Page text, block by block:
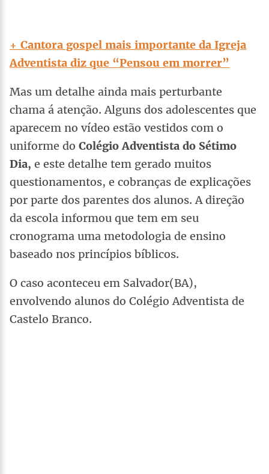
+ Cantora gospel mais importante da Igreja
Adventista diz que “Pensou em morrer”
Mas um detalhe ainda mais perturbante
chama á atenção. Alguns dos adolescentes que
aparecem no vídeo estão vestidos com o
uniforme do Colégio Adventista do Sétimo
Dia, e este detalhe tem gerado muitos
questionamentos, e cobranças de explicações
por parte dos parentes dos alunos. A direção
da escola informou que tem em seu
cronograma uma metodologia de ensino
baseado nos princípios bíblicos.
O caso aconteceu em Salvador(BA),
envolvendo alunos do Colégio Adventista de
Castelo Branco.